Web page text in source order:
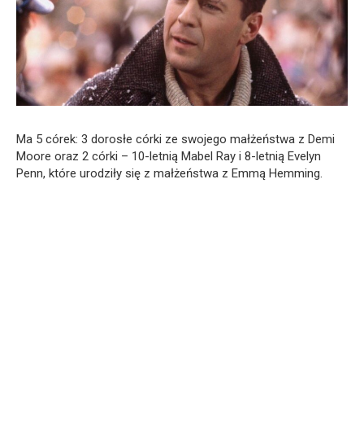
Ma 5 córek: 3 dorosłe córki ze swojego małżeństwa z Demi
Moore oraz 2 córki – 10-letnią Mabel Ray i 8-letnią Evelyn
Penn, które urodziły się z małżeństwa z Emmą Hemming.